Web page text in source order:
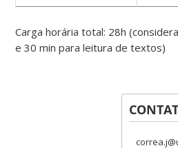
Carga horária total: 28h
e 30 min para leitura de textos)